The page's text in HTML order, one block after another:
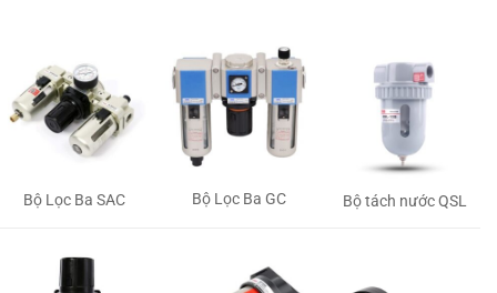
Bộ Lọc Ba SAC Bộ Lọc Ba GC Bộ tách nước QSL